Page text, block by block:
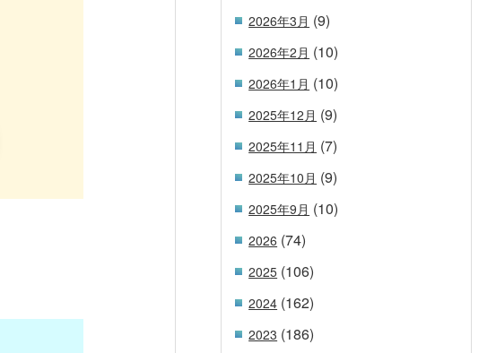
2026年3月 (9)
2026年2月 (10)
2026年1月 (10)
2025年12月 (9)
2025年11月 (7)
2025年10月 (9)
2025年9月 (10)
2026 (74)
2025 (106)
2024 (162)
2023 (186)